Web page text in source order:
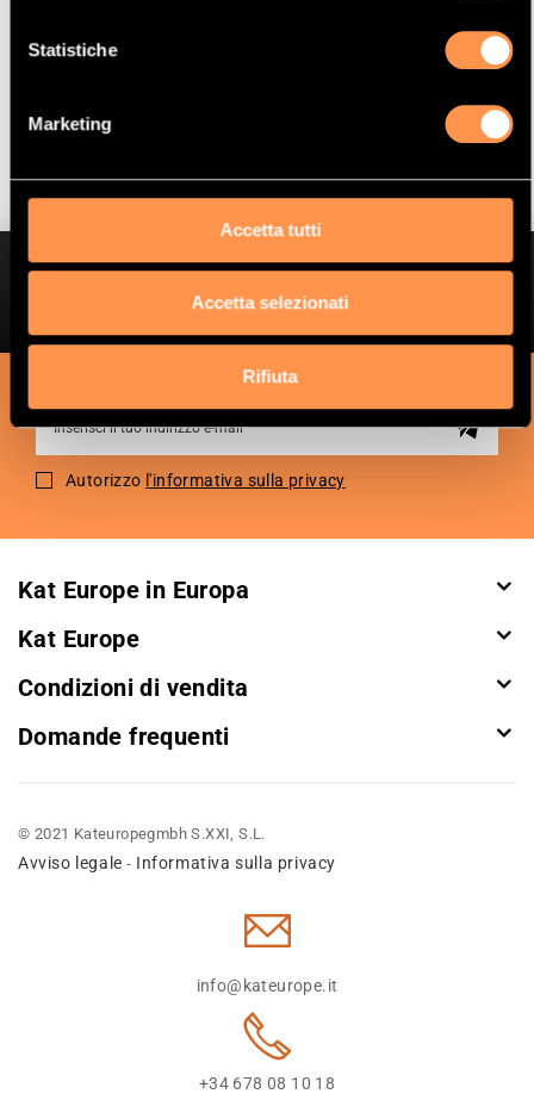
Statistiche
Marketing
Accetta tutti
Accetta selezionati
Rifiuta
Ottieni sconti esclusivi
Ricevi informazioni su offerte speciali e promozioni.
Sign
for
Autorizzo l'informativa sulla privacy
Kat Europe in Europa
Kat Europe
Condizioni di vendita
Domande frequenti
© 2021 Kateuropegmbh S.XXI, S.L.
Avviso legale - Informativa sulla privacy
info@kateurope.it
+34 678 08 10 18